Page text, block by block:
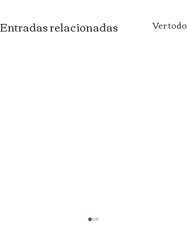
Entradas relacionadas Ver todo